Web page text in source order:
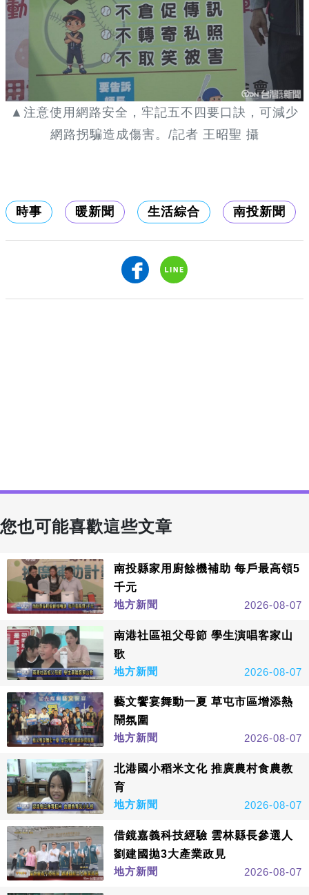
▲注意使用網路安全，牢記五不四要口訣，可減少
網路拐騙造成傷害。/記者 王昭聖 攝
時事 暖新聞 生活綜合 南投新聞
您也可能喜歡這些文章
南投縣家用廚餘機補助 每戶最高領5
千元
地方新聞
2026-08-07
南港社區祖父母節 學生演唱客家山
歌
地方新聞
2026-08-07
藝文饗宴舞動一夏 草屯市區增添熱
鬧氛圍
地方新聞
2026-08-07
北港國小稻米文化 推廣農村食農教
育
地方新聞
2026-08-07
借鏡嘉義科技經驗 雲林縣長參選人
劉建國拋3大產業政見
地方新聞
2026-08-07